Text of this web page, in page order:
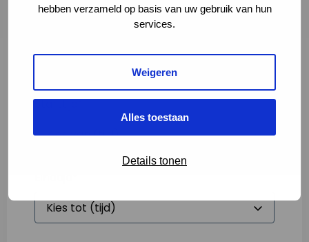
hebben verzameld op basis van uw gebruik van hun
services.
Weigeren
Alles toestaan
Details tonen
Starttijd*